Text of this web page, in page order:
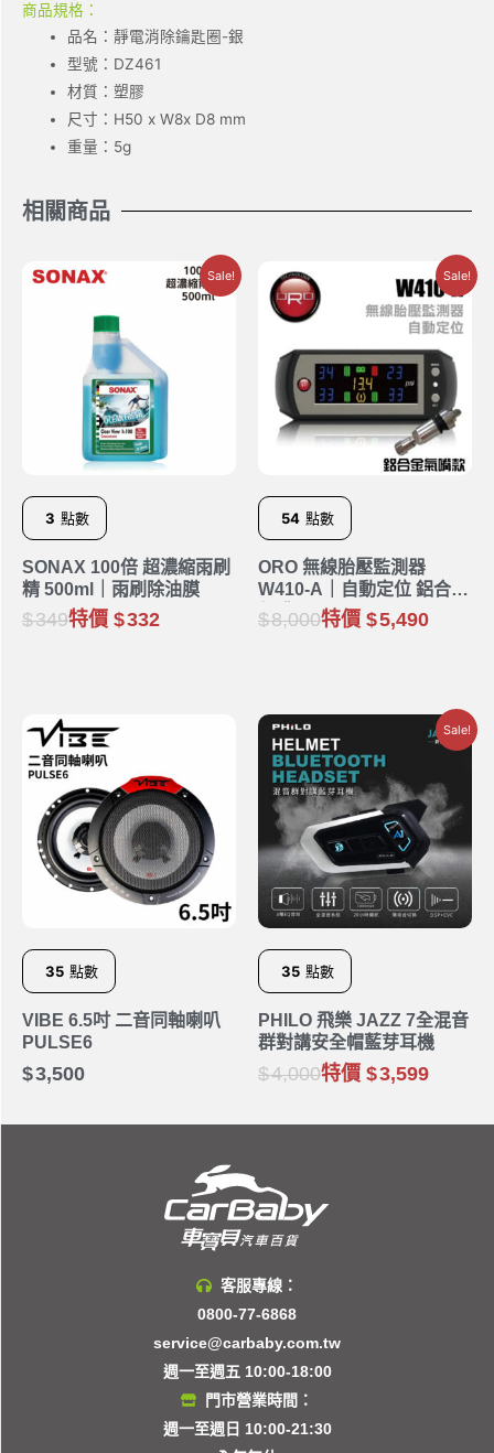
商品規格：
品名：靜電消除鑰匙圈-銀
型號：DZ461
材質：塑膠
尺寸：H50 x W8x D8 mm
重量：5g
相關商品
Sale!
3 點數
SONAX 100倍 超濃縮雨刷
精 500ml｜雨刷除油膜
349特價 332
Sale!
54 點數
ORO 無線胎壓監測器
W410-A｜自動定位 鋁合金
氣嘴
8,000特價 5,490
35 點數
VIBE 6.5吋 二音同軸喇叭
PULSE6
3,500
Sale!
35 點數
PHILO 飛樂 JAZZ 7全混音
群對講安全帽藍芽耳機
4,000特價 3,599
客服專線：
0800-77-6868
service@carbaby.com.tw
週一至週五 10:00-18:00
門市營業時間：
週一至週日 10:00-21:30